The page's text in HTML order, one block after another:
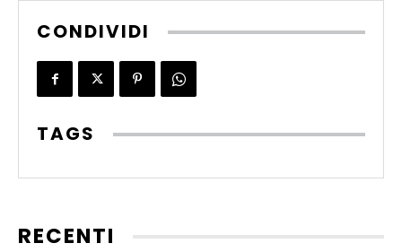
CONDIVIDI
TAGS
RECENTI